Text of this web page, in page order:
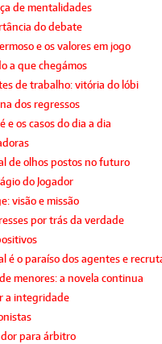
de mentalidades
do debate
e os valores em jogo
a que chegámos
de trabalho: vitória do lóbi
dos regressos
e os casos do dia a dia
de olhos postos no futuro
do Jogador
visão e missão
por trás da verdade
é o paraíso dos agentes e
menores: a novela continua
a integridade
para árbitro